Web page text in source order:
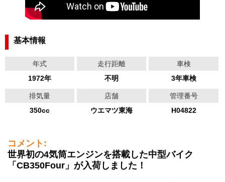
基本情報
年式
1972年
走行距離
不明
車検
3年車検
排気量
350cc
店舗
ウエマツ東海
管理番号
H04822
コメント:
世界初の4気筒エンジンを搭載した中型バイク
「CB350Four」が入荷しました！